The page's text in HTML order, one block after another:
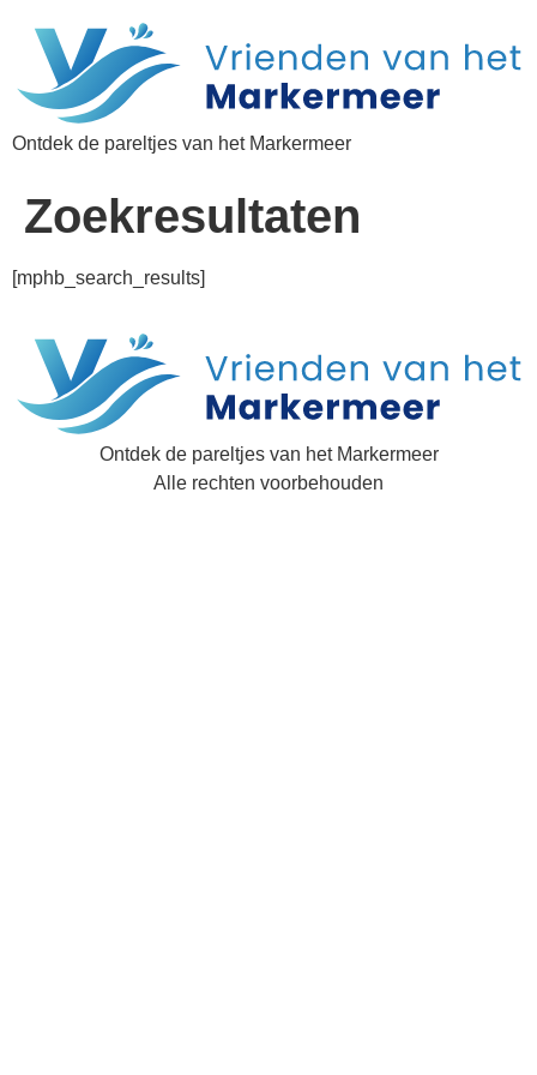
Ontdek de pareltjes van het Markermeer
Zoekresultaten
[mphb_search_results]
Ontdek de pareltjes van het Markermeer
Alle rechten voorbehouden